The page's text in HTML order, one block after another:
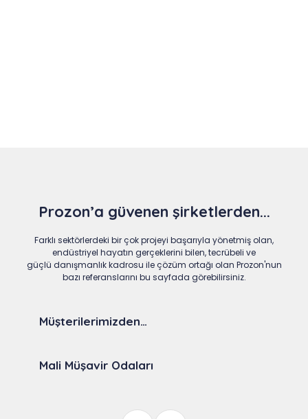
Prozon’a güvenen şirketlerden...
Farklı sektörlerdeki bir çok projeyi başarıyla yönetmiş olan,
endüstriyel hayatın gerçeklerini bilen, tecrübeli ve
güçlü danışmanlık kadrosu ile çözüm ortağı olan Prozon'nun
bazı referanslarını bu sayfada görebilirsiniz.
Müşterilerimizden…
Mali Müşavir Odaları